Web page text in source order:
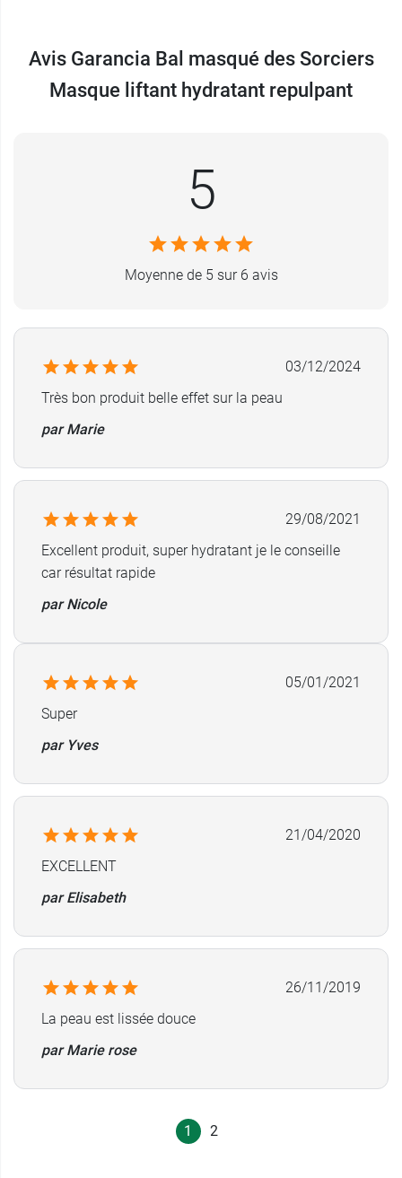
Sans phenoxyethanol
Sans huile minérale
qui redensifie et raffermit la
crème de soie cristalline Garancia aux
Conditionnement : Tube de 50 ml
menton
Avis Garancia Bal masqué des Sorciers
Masque liftant hydratant repulpant
5
Moyenne de 5 sur 6 avis
03/12/2024
Très bon produit belle effet sur la peau
par Marie
29/08/2021
Excellent produit, super hydratant je le conseille
car résultat rapide
par Nicole
05/01/2021
Super
par Yves
21/04/2020
EXCELLENT
par Elisabeth
26/11/2019
La peau est lissée douce
par Marie rose
1 2